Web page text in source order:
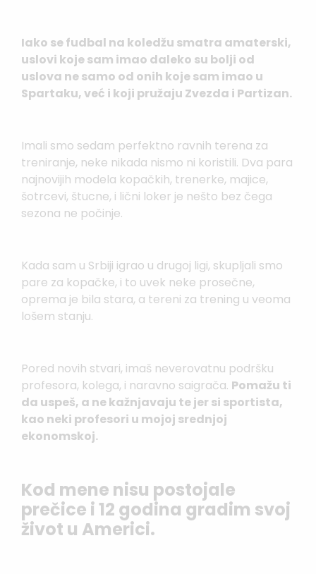
Iako se fudbal na koledžu smatra amaterski,
uslovi koje sam imao daleko su bolji od
uslova ne samo od onih koje sam imao u
Spartaku, već i koji pružaju Zvezda i Partizan.
Imali smo sedam perfektno ravnih terena za
treniranje, neke nikada nismo ni koristili. Dva para
najnovijih modela kopačkih, trenerke, majice,
šotrcevi, štucne, i lični loker je nešto bez čega
sezona ne počinje.
Kada sam u Srbiji igrao u drugoj ligi, skupljali smo
pare za kopačke, i to uvek neke prosečne,
oprema je bila stara, a tereni za trening u veoma
lošem stanju.
Pored novih stvari, imaš neverovatnu podršku
profesora, kolega, i naravno saigrača. Pomažu ti
da uspeš, a ne kažnjavaju te jer si sportista,
kao neki profesori u mojoj srednjoj
ekonomskoj.
Kod mene nisu postojale
prečice i 12 godina gradim svoj
život u Americi.